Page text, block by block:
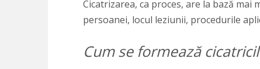
Cicatrizarea, ca proces, are la bază
persoanei, locul leziunii, procedurile
Cum se formează